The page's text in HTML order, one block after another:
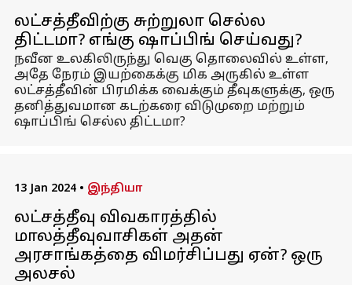
லட்சத்தீவிற்கு சுற்றுலா செல்ல
திட்டமா? எங்கு ஷாப்பிங் செய்வது?
நவீன உலகிலிருந்து வெகு தொலைவில் உள்ள,
அதே நேரம் இயற்கைக்கு மிக அருகில் உள்ள
லட்சத்தீவின் பிரமிக்க வைக்கும் தீவுகளுக்கு, ஒரு
தனித்துவமான கடற்கரை விடுமுறை மற்றும்
ஷாப்பிங் செல்ல திட்டமா?
13 Jan 2024 • இந்தியா
லட்சத்தீவு விவகாரத்தில்
மாலத்தீவுவாசிகள் அதன்
அரசாங்கத்தை விமர்சிப்பது ஏன்? ஒரு
அலசல்